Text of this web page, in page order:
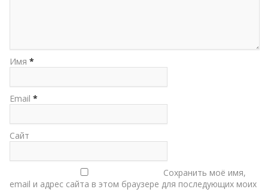
Имя *
Email *
Сайт
Сохранить моё имя,
email и адрес сайта в этом браузере для последующих моих